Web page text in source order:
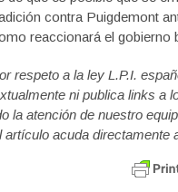
contra Puigdemont
reaccionará el gobierno
respeto a la ley L.P.I.
ni publica links a
la atención de nuestro
artículo acuda directamente